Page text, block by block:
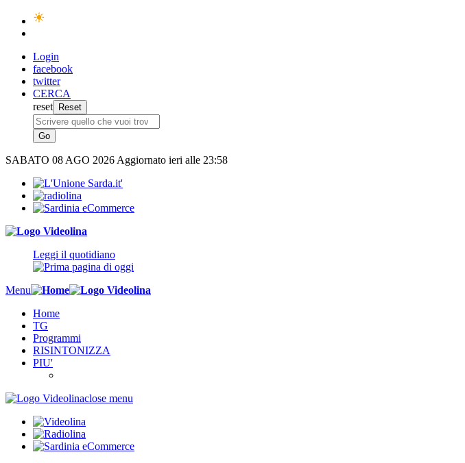
Login
facebook
twitter
CERCA
reset
SABATO 08 AGO 2026 Aggiornato ieri alle 23:58
Leggi il quotidiano
Menu
Home
TG
Programmi
RISINTONIZZA
PIU'
close menu